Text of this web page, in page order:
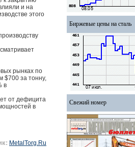
и на
этого
рынках по
$700 за тонну,
в
от дефицита
в
MetalTorg.Ru
Биржевые цены на сталь
Свежий номер